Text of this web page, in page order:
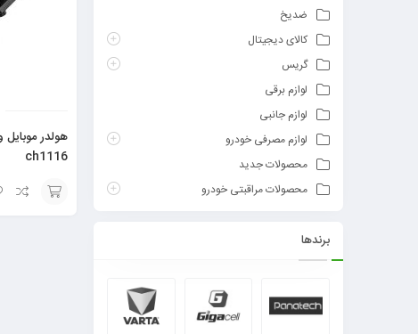
ch1116
ضدیخ
کالای دیجیتال
گریس
لوازم برقی
لوازم جانبی
لوازم مصرفی خودرو
محصولات جدید
محصولات مراقبتی خودرو
برندها